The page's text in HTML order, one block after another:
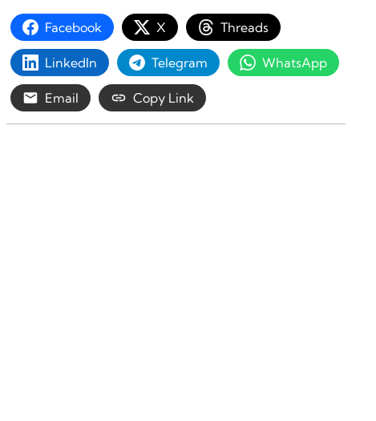
Facebook X Threads
LinkedIn Telegram WhatsApp
Email Copy Link